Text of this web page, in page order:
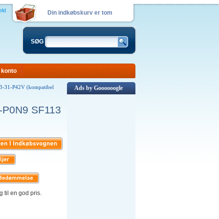
Din indkøbskurv er tom
SØG
konto
31-P42V (kompatibel
SF113
til en god pris.
Ads by Goooooogle